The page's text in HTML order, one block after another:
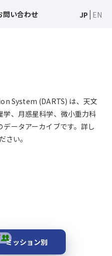
問い合わせ JP EN
System (DARTS) は、天文
、月惑星科学、微小重力科
ータアーカイブです。詳し
さい。
ミッション別